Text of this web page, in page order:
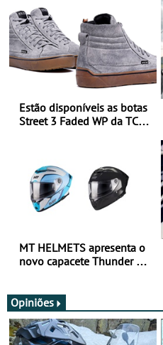
Estão disponíveis as botas
Street 3 Faded WP da TCX
MT HELMETS apresenta o
novo capacete Thunder 4 R
Opiniões